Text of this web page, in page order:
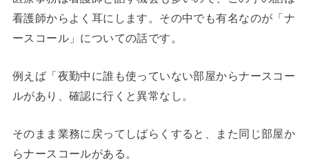
看護師からよく耳にします。その中でも有名なのが「ナ
ースコール」についての話です。
例えば「夜勤中に誰も使っていない部屋からナースコー
ルがあり、確認に行くと異常なし。
そのまま業務に戻ってしばらくすると、また同じ部屋か
らナースコールがある。